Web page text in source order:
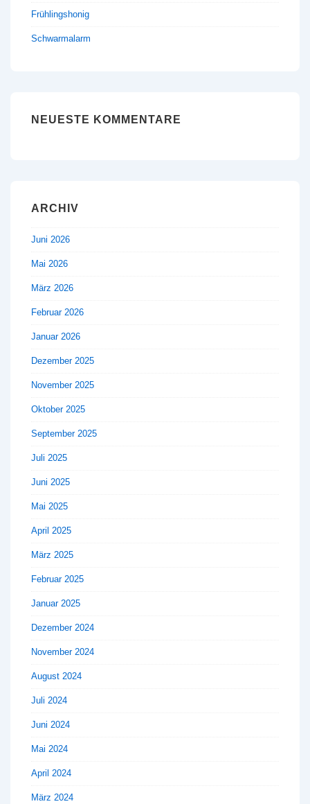
Frühlingshonig
Schwarmalarm
NEUESTE KOMMENTARE
ARCHIV
Juni 2026
Mai 2026
März 2026
Februar 2026
Januar 2026
Dezember 2025
November 2025
Oktober 2025
September 2025
Juli 2025
Juni 2025
Mai 2025
April 2025
März 2025
Februar 2025
Januar 2025
Dezember 2024
November 2024
August 2024
Juli 2024
Juni 2024
Mai 2024
April 2024
März 2024